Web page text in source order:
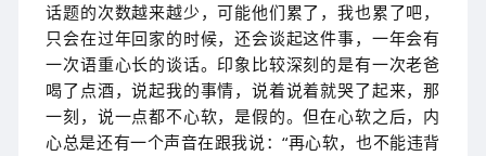
话题的次数越来越少，可能他们累了，我也累了吧，
只会在过年回家的时候，还会谈起这件事，一年会有
一次语重心长的谈话。印象比较深刻的是有一次老爸
喝了点酒，说起我的事情，说着说着就哭了起来，那
一刻，说一点都不心软，是假的。但在心软之后，内
心总是还有一个声音在跟我说：“再心软，也不能违背